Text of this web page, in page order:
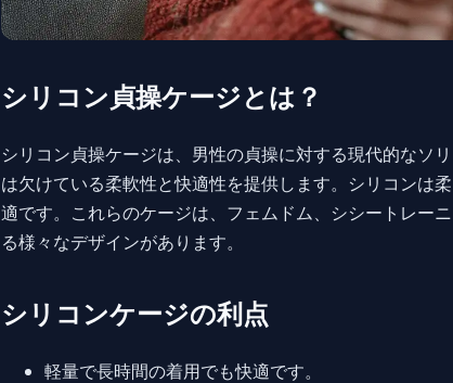
シリコン貞操ケージとは？
シリコン貞操ケージは、男性の貞操に対する現代的なソ
は欠けている柔軟性と快適性を提供します。シリコンは
適です。これらのケージは、フェムドム、シシートレー
る様々なデザインがあります。
シリコンケージの利点
軽量で長時間の着用でも快適です。